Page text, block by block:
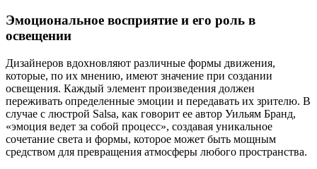
Эмоциональное восприятие и его роль в
освещении
Дизайнеров вдохновляют различные формы движения,
которые, по их мнению, имеют значение при создании
освещения. Каждый элемент произведения должен
переживать определенные эмоции и передавать их зрителю. В
случае с люстрой Salsa, как говорит ее автор Уильям Бранд,
«эмоция ведет за собой процесс», создавая уникальное
сочетание света и формы, которое может быть мощным
средством для превращения атмосферы любого пространства.